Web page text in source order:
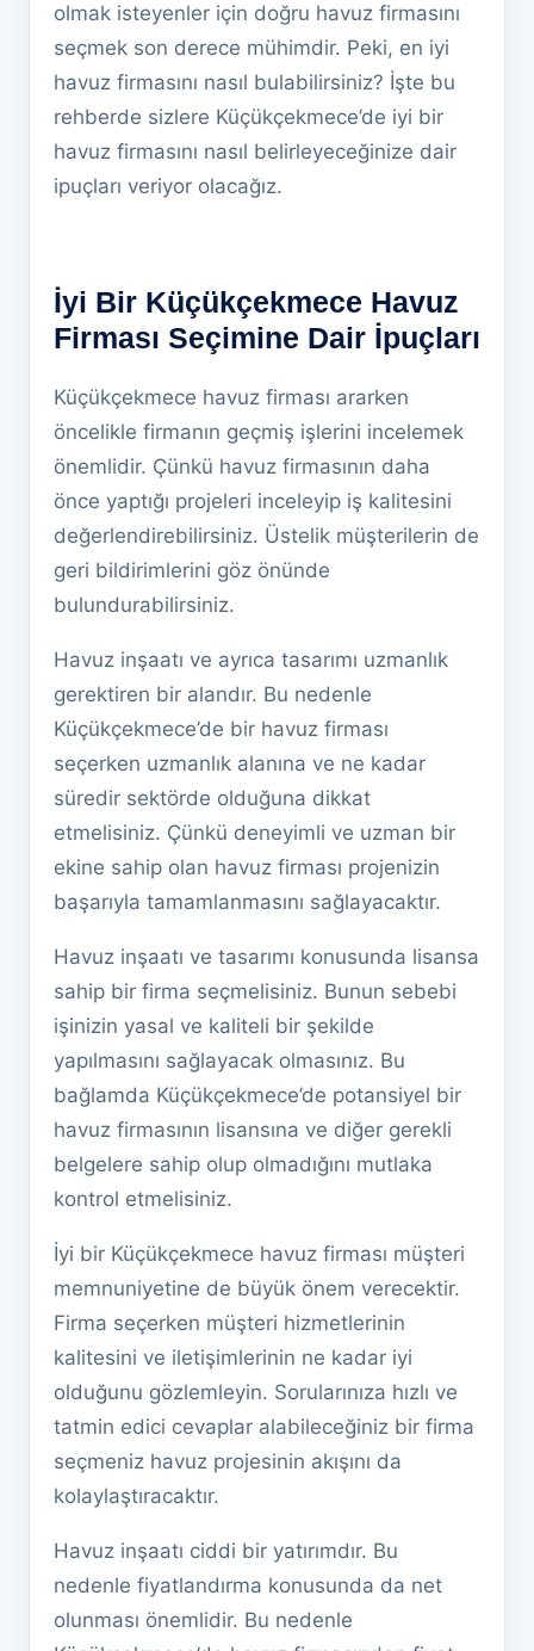
olmak isteyenler için doğru havuz firmasını
seçmek son derece mühimdir. Peki, en iyi
havuz firmasını nasıl bulabilirsiniz? İşte bu
rehberde sizlere Küçükçekmece’de iyi bir
havuz firmasını nasıl belirleyeceğinize dair
ipuçları veriyor olacağız.
İyi Bir Küçükçekmece Havuz
Firması Seçimine Dair İpuçları
Küçükçekmece havuz firması ararken
öncelikle firmanın geçmiş işlerini incelemek
önemlidir. Çünkü havuz firmasının daha
önce yaptığı projeleri inceleyip iş kalitesini
değerlendirebilirsiniz. Üstelik müşterilerin de
geri bildirimlerini göz önünde
bulundurabilirsiniz.
Havuz inşaatı ve ayrıca tasarımı uzmanlık
gerektiren bir alandır. Bu nedenle
Küçükçekmece’de bir havuz firması
seçerken uzmanlık alanına ve ne kadar
süredir sektörde olduğuna dikkat
etmelisiniz. Çünkü deneyimli ve uzman bir
ekine sahip olan havuz firması projenizin
başarıyla tamamlanmasını sağlayacaktır.
Havuz inşaatı ve tasarımı konusunda lisansa
sahip bir firma seçmelisiniz. Bunun sebebi
işinizin yasal ve kaliteli bir şekilde
yapılmasını sağlayacak olmasınız. Bu
bağlamda Küçükçekmece’de potansiyel bir
havuz firmasının lisansına ve diğer gerekli
belgelere sahip olup olmadığını mutlaka
kontrol etmelisiniz.
İyi bir Küçükçekmece havuz firması müşteri
memnuniyetine de büyük önem verecektir.
Firma seçerken müşteri hizmetlerinin
kalitesini ve iletişimlerinin ne kadar iyi
olduğunu gözlemleyin. Sorularınıza hızlı ve
tatmin edici cevaplar alabileceğiniz bir firma
seçmeniz havuz projesinin akışını da
kolaylaştıracaktır.
Havuz inşaatı ciddi bir yatırımdır. Bu
nedenle fiyatlandırma konusunda da net
olunması önemlidir. Bu nedenle